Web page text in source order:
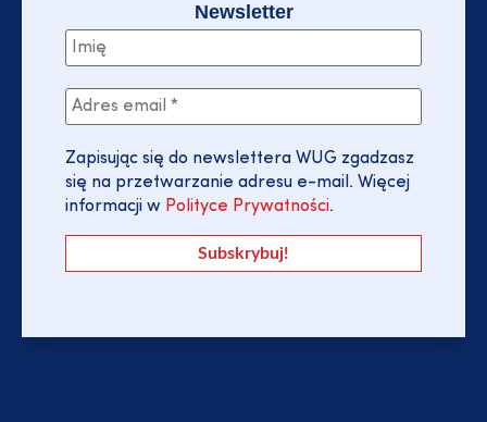
Newsletter
Zapisując się do newslettera WUG zgadzasz
się na przetwarzanie adresu e-mail. Więcej
informacji w Polityce Prywatności.